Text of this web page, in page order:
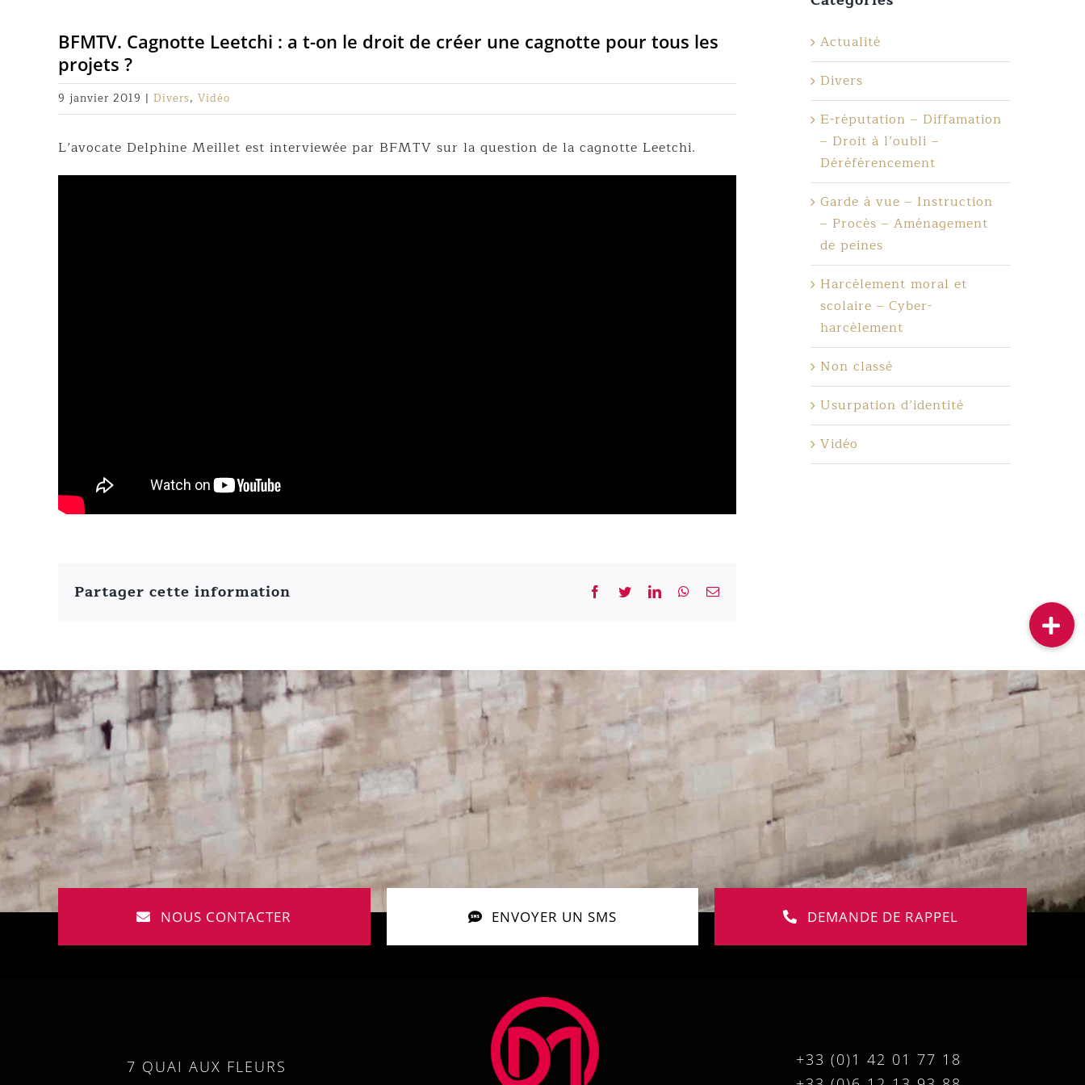
BFMTV. Cagnotte Leetchi : a t-on le droit de créer une cagnotte pour tous les
projets ?
9 janvier 2019 | Divers, Vidéo
L’avocate Delphine Meillet est interviewée par BFMTV sur la question de la cagnotte Leetchi.
Partager cette information Facebook
TwitterLinkedInWhatsApp
Actualité
Divers
E-réputation – Diffamation
– Droit à l’oubli –
Déréférencement
Garde à vue – Instruction
– Procès – Aménagement
de peines
Harcèlement moral et
scolaire – Cyber-
harcèlement
Non classé
Usurpation d’identité
Vidéo
NOUS CONTACTER ENVOYER UN SMS DEMANDE DE RAPPEL
7 QUAI AUX FLEURS
+33 (0)1 42 01 77 18